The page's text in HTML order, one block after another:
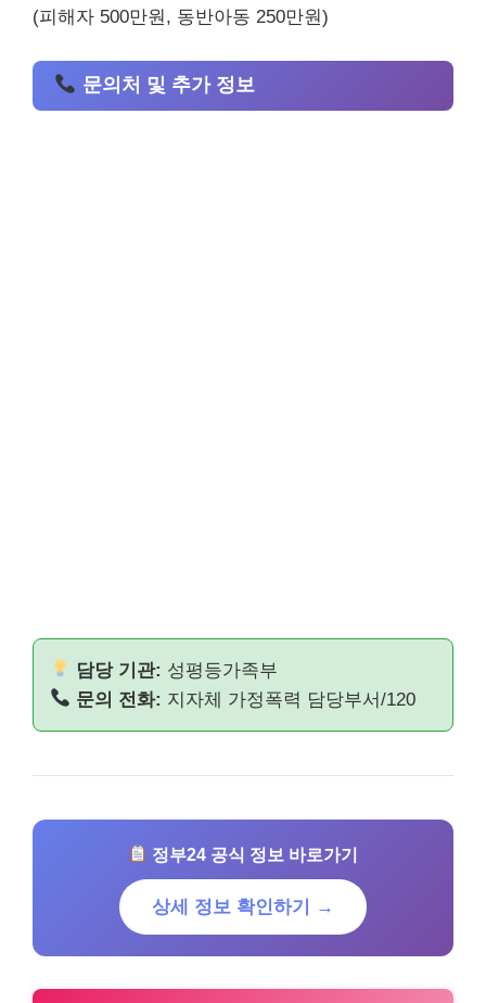
(피해자 500만원, 동반아동 250만원)
문의처 및 추가 정보
담당 기관: 성평등가족부
문의 전화: 지자체 가정폭력 담당부서/120
정부24 공식 정보 바로가기
상세 정보 확인하기 →